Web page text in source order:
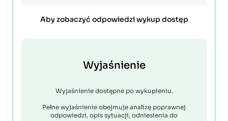
Aby zobaczyć odpowiedzi wykup dostęp
Wyjaśnienie
Wyjaśnienie dostępne po wykupieniu.
Pełne wyjaśnienie obejmuje analizę poprawnej
odpowiedzi, opis sytuacji, odniesienia do